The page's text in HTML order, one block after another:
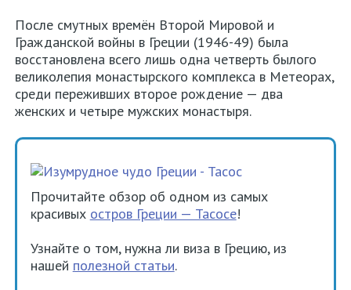
После смутных времён Второй Мировой и
Гражданской войны в Греции (1946-49) была
восстановлена всего лишь одна четверть былого
великолепия монастырского комплекса в Метеорах,
среди переживших второе рождение — два
женских и четыре мужских монастыря.
Прочитайте обзор об одном из самых
красивых остров Греции — Тасосе!
Узнайте о том, нужна ли виза в Грецию, из
нашей полезной статьи.